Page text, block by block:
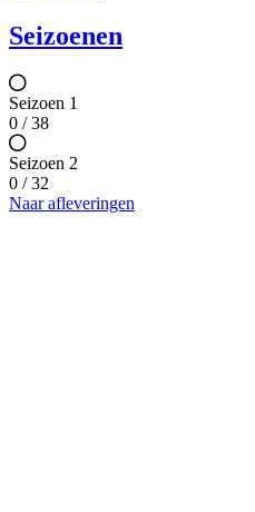
Seizoenen
Seizoen 1
0 / 38
Seizoen 2
0 / 32
Naar afleveringen